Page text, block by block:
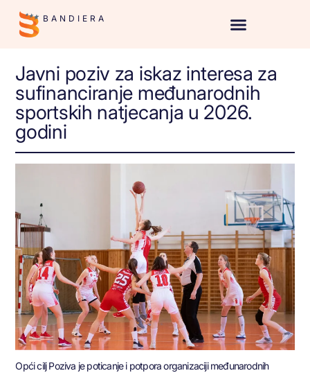
BANDIERA
Javni poziv za iskaz interesa za
sufinanciranje međunarodnih
sportskih natjecanja u 2026.
godini
Opći cilj Poziva je poticanje i potpora organizaciji međunarodnih